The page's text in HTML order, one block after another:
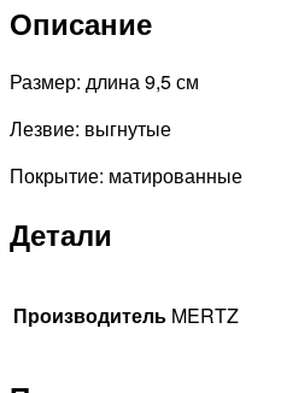
Описание
Размер: длина 9,5 см
Лезвие: выгнутые
Покрытие: матированные
Детали
Производитель MERTZ